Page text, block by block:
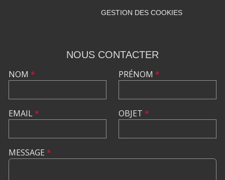
GESTION DES COOKIES
NOUS CONTACTER
NOM *
EMAIL*
PRÉNOM *
OBJET *
MESSAGE *